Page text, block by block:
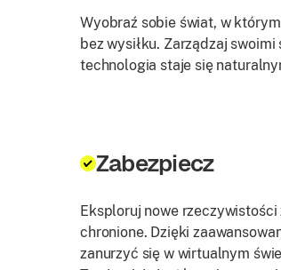
Wyobraź sobie świat, w
bez wysiłku. Zarządzaj
technologia staje się
Zabezpiecz
Eksploruj nowe rzeczywistości
chronione. Dzięki
zanurzyć się w wirtualnym